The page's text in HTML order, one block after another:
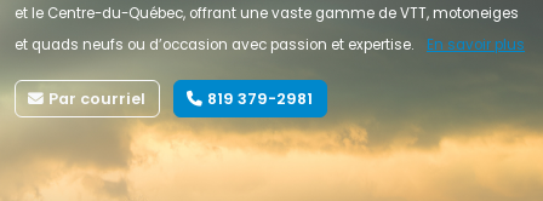
et le Centre-du-Québec, offrant une vaste gamme de VTT, motoneiges
et quads neufs ou d’occasion avec passion et expertise.
En savoir plus
Par courriel 819 379-2981